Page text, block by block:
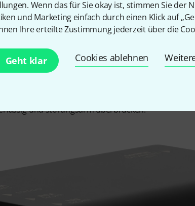
Wenn das für Sie okay ist, stimmen Sie der
und Marketing einfach durch einen Klick auf
Ihre erteilte Zustimmung jederzeit über die
Geht klar Cookies ablehnen
passive zweikanalige Media-DI-Box zur
und symmetriert analoge Signale, passt Pegel und
Brummschleifen und Störgeräusche zu
PA eingespeist werden, kann dieser direkt
werden. Weil er ohne eigene
naab dabei selbst keinerlei Klangfärbungen ein. Für
das Eingangssignal symmetrieren und
und störungsarm überbrücken.